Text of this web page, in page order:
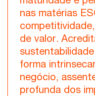
nas matérias
de valor.
forma
negócio,
profunda dos